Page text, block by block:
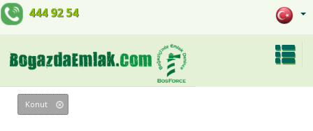
444 92 54
Konut